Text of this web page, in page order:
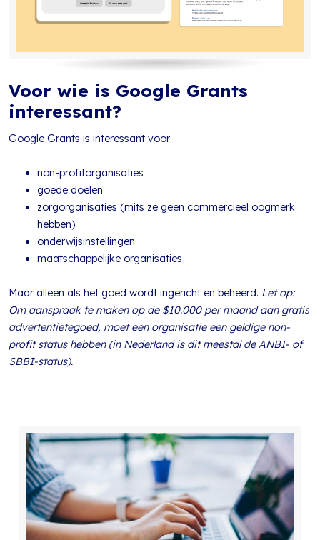
Voor wie is Google Grants
interessant?
Google Grants is interessant voor:
non-profitorganisaties
goede doelen
zorgorganisaties (mits ze geen commercieel oogmerk
hebben)
onderwijsinstellingen
maatschappelijke organisaties
Maar alleen als het goed wordt ingericht en beheerd. Let op:
Om aanspraak te maken op de $10.000 per maand aan gratis
advertentietegoed, moet een organisatie een geldige non-
profit status hebben (in Nederland is dit meestal de ANBI- of
SBBI-status).